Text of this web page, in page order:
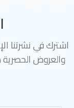
اشترك في نشرتنا
والعروض